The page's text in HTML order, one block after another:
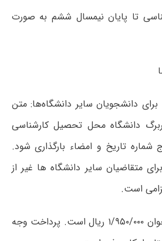
تا پایان نیمسال ششم به صورت
دانشجویان سایر دانشگاه‌ها: متن
دانشگاه محل تحصیل کارشناسی
تاریخ و امضاء بارگذاری شود.
متقاضیان سایر دانشگاه ها غیر از
است.
۶- مبلغ ثبت نام در فراخوان ۱/۹۵۰/۰۰۰ ریال است. پرداخت وجه